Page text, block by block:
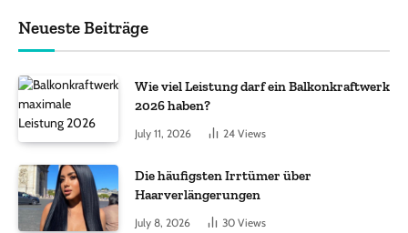
Neueste Beiträge
Wie viel Leistung darf ein Balkonkraftwerk
2026 haben?
July 11, 2026 24 Views
Die häufigsten Irrtümer über
Haarverlängerungen
July 8, 2026 30 Views